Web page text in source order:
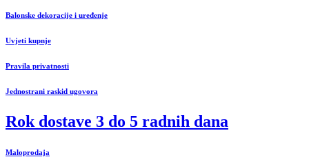
Balonske dekoracije i uređenje
Uvjeti kupnje
Pravila privatnosti
Jednostrani raskid ugovora
Rok dostave 3 do 5 radnih dana
Maloprodaja